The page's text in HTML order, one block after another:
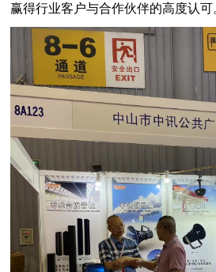
赢得行业客户与合作伙伴的高度认可